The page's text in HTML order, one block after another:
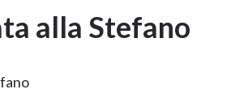
alla Stefano